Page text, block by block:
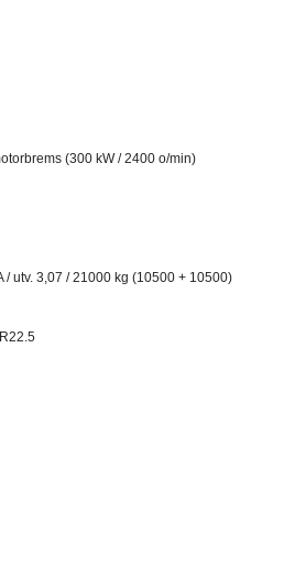
(300 kW / 2400 o/min)
/ utv. 3,07 / 21000 kg (10500 + 10500)